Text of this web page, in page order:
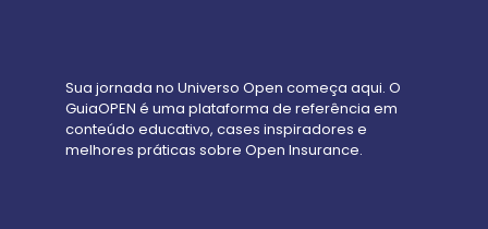
Sua jornada no Universo Open começa aqui. O
GuiaOPEN é uma plataforma de referência em
conteúdo educativo, cases inspiradores e
melhores práticas sobre Open Insurance.